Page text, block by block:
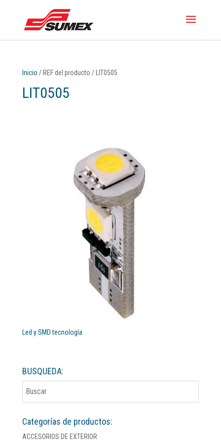
Inicio / REF del producto / LIT0505
LIT0505
Led y SMD tecnología
BUSQUEDA:
Categorías de productos:
ACCESORIOS DE EXTERIOR